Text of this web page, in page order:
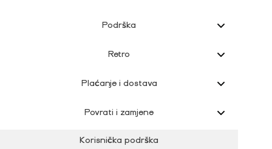
Podrška
Retro
Plaćanje i dostava
Povrati i zamjene
Korisnička podrška